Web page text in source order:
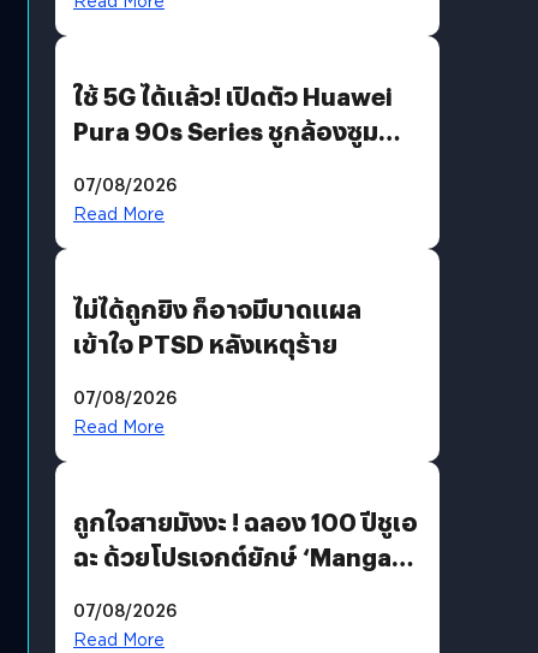
ใช้ 5G ได้แล้ว! เปิดตัว Huawei
Pura 90s Series ชูกล้องซูม
07/08/2026
Read More
ไม่ได้ถูกยิง ก็อาจมีบาดแผล
เข้าใจ PTSD หลังเหตุร้าย
07/08/2026
Read More
ถูกใจสายมังงะ ! ฉลอง 100 ปีชูเอ
ฉะ ด้วยโปรเจกต์ยักษ์ ‘Manga
มีภาษาไทยด้วย
07/08/2026
Read More